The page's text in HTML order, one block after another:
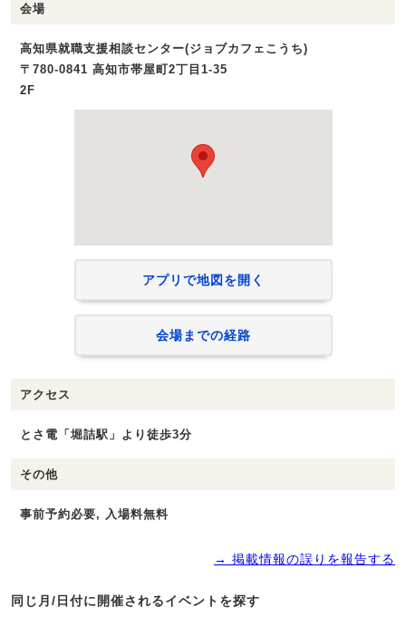
会場
高知県就職支援相談センター(ジョブカフェこうち)
〒780-0841 高知市帯屋町2丁目1‐35
2F
アプリで地図を開く
会場までの経路
アクセス
とさ電「堀詰駅」より徒歩3分
その他
事前予約必要, 入場料無料
→ 掲載情報の誤りを報告する
同じ月/日付に開催されるイベントを探す